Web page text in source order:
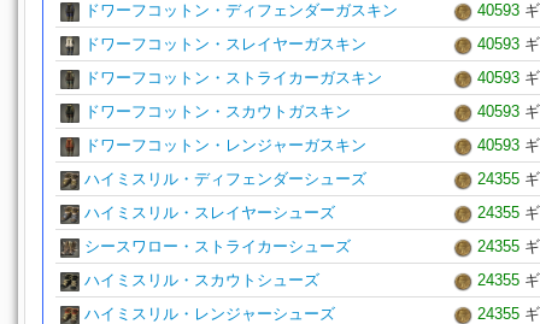
ドワーフコットン・ディフェンダーガスキン
40593
ドワーフコットン・スレイヤーガスキン
40593
ドワーフコットン・ストライカーガスキン
40593
ドワーフコットン・スカウトガスキン
40593
ドワーフコットン・レンジャーガスキン
40593
ハイミスリル・ディフェンダーシューズ
24355
ハイミスリル・スレイヤーシューズ
24355
シースワロー・ストライカーシューズ
24355
ハイミスリル・スカウトシューズ
24355
ハイミスリル・レンジャーシューズ
24355